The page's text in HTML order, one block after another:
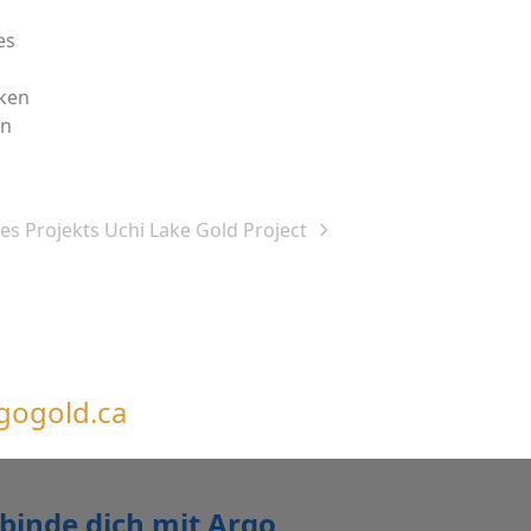
Projekts Uchi Lake Gold Project